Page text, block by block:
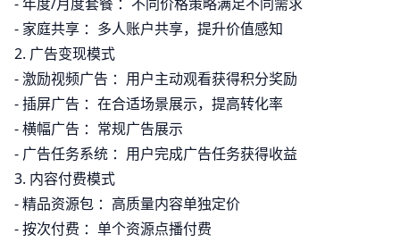
- 家庭共享 ：多人账户共享，提升价值感知
2. 广告变现模式
- 激励视频广告 ：用户主动观看获得积分奖励
- 插屏广告 ：在合适场景展示，提高转化率
- 横幅广告 ：常规广告展示
- 广告任务系统 ：用户完成广告任务获得收益
3. 内容付费模式
- 精品资源包 ：高质量内容单独定价
- 按次付费 ：单个资源点播付费